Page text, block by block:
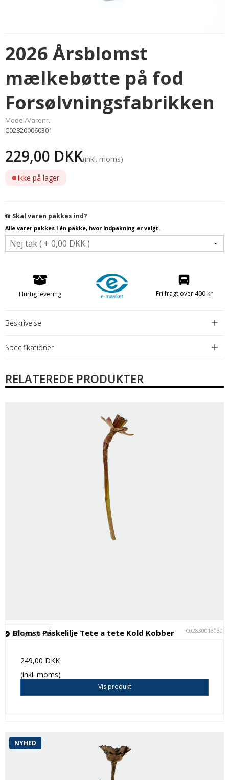
2026 Årsblomst
mælkebøtte på fod
Forsølvningsfabrikken
Model/Varenr.:
C028200060301
229,00 DKK(inkl. moms)
Ikke på lager
Skal varen pakkes ind?
Alle varer pakkes i én pakke, hvor indpakning er valgt.
Hurtig levering Fri fragt over 400 kr
Beskrivelse
Specifikationer
RELATEREDE PRODUKTER
Blomst Påskelilje Tete a tete Kold Kobber C028300160301
På lager (4 stk.)
249,00 DKK
(inkl. moms)
Vis produkt
NYHED